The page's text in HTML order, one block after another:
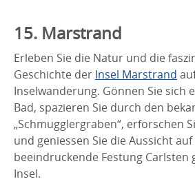
15. Marstrand
Erleben Sie die Natur und die
Geschichte der Insel Marstrand
Inselwanderung. Gönnen Sie sich
Bad, spazieren Sie durch den
„Schmugglergraben“, erforschen
und geniessen Sie die Aussicht
beeindruckende Festung Carlsten
Insel.